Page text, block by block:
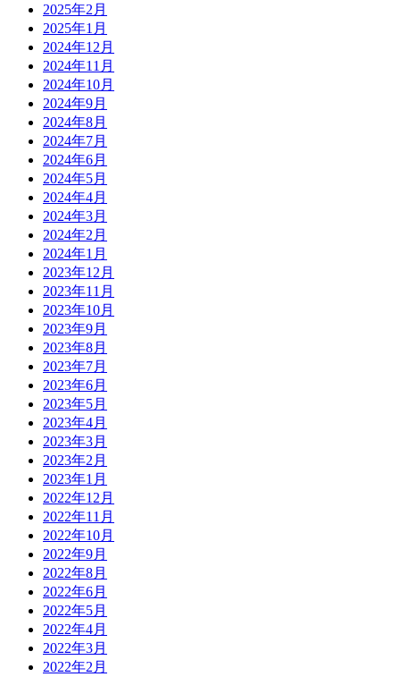
2025年2月
2025年1月
2024年12月
2024年11月
2024年10月
2024年9月
2024年8月
2024年7月
2024年6月
2024年5月
2024年4月
2024年3月
2024年2月
2024年1月
2023年12月
2023年11月
2023年10月
2023年9月
2023年8月
2023年7月
2023年6月
2023年5月
2023年4月
2023年3月
2023年2月
2023年1月
2022年12月
2022年11月
2022年10月
2022年9月
2022年8月
2022年6月
2022年5月
2022年4月
2022年3月
2022年2月